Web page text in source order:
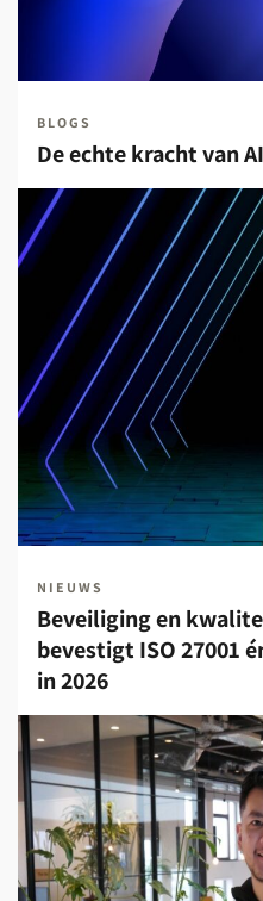
BLOGS
De echte kracht van
NIEUWS
Beveiliging en
bevestigt ISO 27001
in 2026